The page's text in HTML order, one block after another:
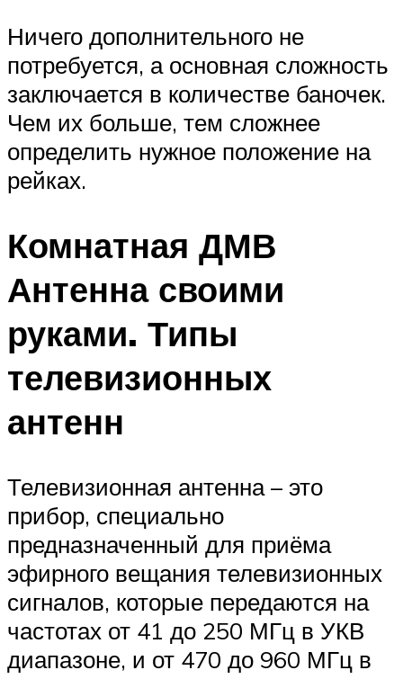
Ничего дополнительного не
потребуется, а основная сложность
заключается в количестве баночек.
Чем их больше, тем сложнее
определить нужное положение на
рейках.
Комнатная ДМВ
Антенна своими
руками. Типы
телевизионных
антенн
Телевизионная антенна – это
прибор, специально
предназначенный для приёма
эфирного вещания телевизионных
сигналов, которые передаются на
частотах от 41 до 250 МГц в УКВ
диапазоне, и от 470 до 960 МГц в